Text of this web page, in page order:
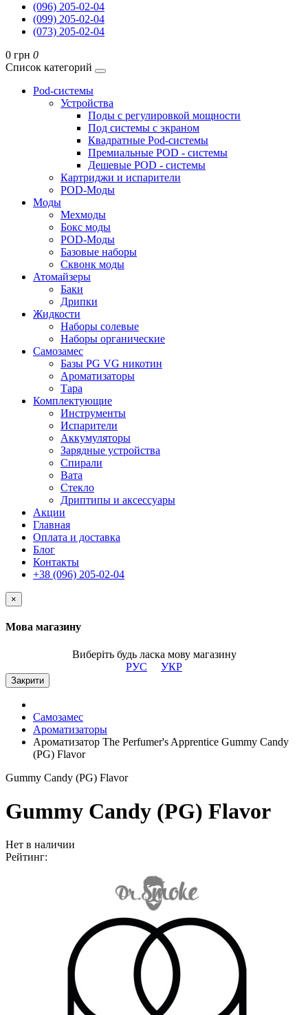
(096) 205-02-04
(099) 205-02-04
(073) 205-02-04
0 грн 0
Список категорий
Pod-системы
Устройства
Поды с регулировкой мощности
Под системы с экраном
Квадратные Pod-системы
Премиальные POD - системы
Дешевые POD - системы
Картриджи и испарители
POD-Моды
Моды
Мехмоды
Бокс моды
POD-Моды
Базовые наборы
Сквонк моды
Атомайзеры
Баки
Дрипки
Жидкости
Наборы солевые
Наборы органические
Самозамес
Базы PG VG никотин
Ароматизаторы
Тара
Комплектующие
Инструменты
Испарители
Аккумуляторы
Зарядные устройства
Спирали
Вата
Стекло
Дриптипы и аксессуары
Акции
Главная
Оплата и доставка
Блог
Контакты
+38 (096) 205-02-04
×
Мова магазину
Виберіть будь ласка мову магазину
РУС
УКР
Закрити
Самозамес
Ароматизаторы
Ароматизатор The Perfumer's Apprentice Gummy Candy
(PG) Flavor
Gummy Candy (PG) Flavor
Gummy Candy (PG) Flavor
Нет в наличии
Рейтинг: